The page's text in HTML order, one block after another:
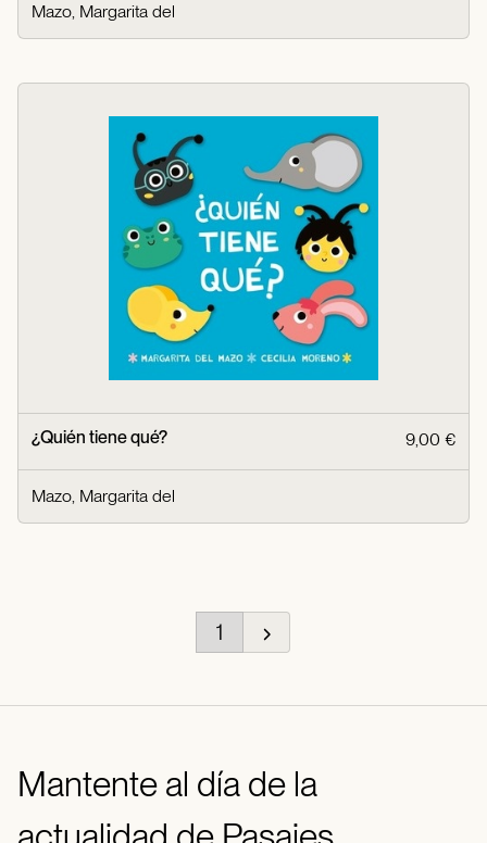
Mazo, Margarita del
¿Quién tiene qué? 9,00 €
Mazo, Margarita del
1
Mantente al día de la